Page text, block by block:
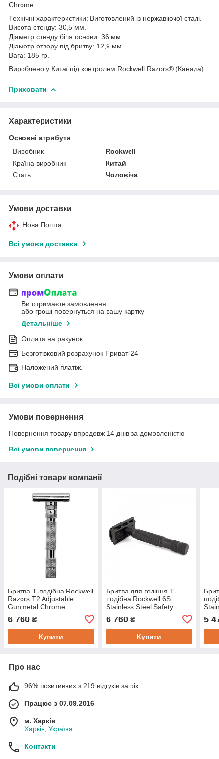
Chrome.
Технічні характеристики: Виготовлений із нержавіючої сталі.
Висота стенду: 30,5 мм.
Діаметр стенду біля основи: 36 мм.
Діаметр отвору під бритву: 12,9 мм.
Вага: 185 гр.
Вироблено у Китаї під контролем Rockwell Razors® (Канада).
Приховати
Характеристики
Основні атрибути
Виробник
Rockwell
Країна виробник
Китай
Стать
Чоловіча
Умови доставки
Нова Пошта
Всі умови доставки
Умови оплати
Ви отримаєте замовлення
або гроші повернуться на вашу картку
Детальніше
Оплата на рахунок
Безготівковий розрахунок Приват-24
Наложений платіж.
Всі умови оплати
Умови повернення
Повернення товару впродовж 14 днів за домовленістю
Всі умови повернення
Подібні товари компанії
Бритва Т-подібна Rockwell
Razors T2 Adjustable
Gunmetal Chrome
6 760 ₴
Купити
Бритва для гоління Т-
подібна Rockwell 6S
Stainless Steel Safety
6 760₴
Купити
5
Про нас
96% позитивних з 219 відгуків за рік
Працює з 07.09.2016
м. Харків
Харків, Україна
Контакти